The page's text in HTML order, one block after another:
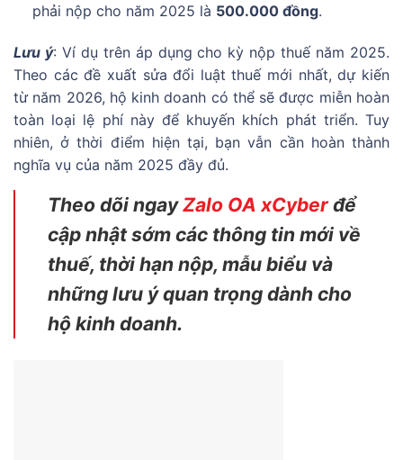
phải nộp cho năm 2025 là 500.000 đồng.
Lưu ý: Ví dụ trên áp dụng cho kỳ nộp thuế năm 2025.
Theo các đề xuất sửa đổi luật thuế mới nhất, dự kiến
từ năm 2026, hộ kinh doanh có thể sẽ được miễn hoàn
toàn loại lệ phí này để khuyến khích phát triển. Tuy
nhiên, ở thời điểm hiện tại, bạn vẫn cần hoàn thành
nghĩa vụ của năm 2025 đầy đủ.
Theo dõi ngayZalo OA xCyber để
cập nhật sớm các thông tin mới về
thuế, thời hạn nộp, mẫu biểu và
những lưu ý quan trọng dành cho
hộ kinh doanh.